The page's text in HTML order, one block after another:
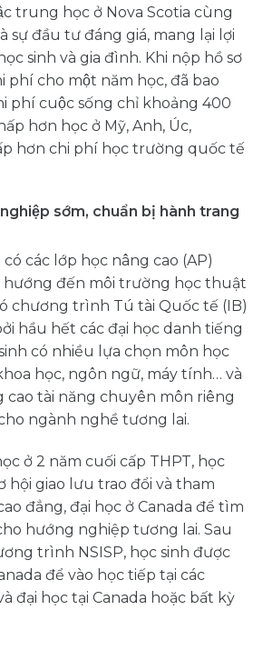
trung học ở Nova Scotia cùng
sự đầu tư đáng giá, mang lại lợi
sinh và gia đình. Khi nộp hồ sơ
phí cho một năm học, đã bao
phí cuộc sống chỉ khoảng 400
hơn học ở Mỹ, Anh, Úc,
hơn chi phí học trường quốc tế
sớm, chuẩn bị hành trang
các lớp học nâng cao (AP)
đến môi trường học thuật
chương trình Tú tài Quốc tế (IB)
hầu hết các đại học danh tiếng
có nhiều lựa chọn môn học
học, ngôn ngữ, máy tính… và
cao tài năng chuyên môn riêng
ngành nghề tương lai.
ở 2 năm cuối cấp THPT, học
hội giao lưu trao đổi và tham
đẳng, đại học ở Canada để tìm
hướng nghiệp tương lai. Sau
trình NSISP, học sinh được
để vào học tiếp tại các
đại học tại Canada hoặc bất kỳ